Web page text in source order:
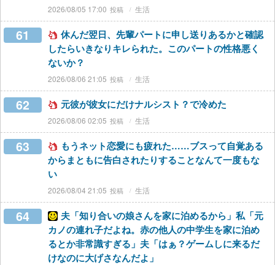
2026/08/05 17:00 生活
61
休んだ翌日、先輩パートに申し送りあるかと確認
したらいきなりキレられた。このパートの性格悪く
ないか？
2026/08/06 21:05 生活
62 元彼が彼女にだけナルシスト？で冷めた
2026/08/06 02:05 生活
63
もうネット恋愛にも疲れた……ブスって自覚ある
からまともに告白されたりすることなんて一度もな
い
2026/08/04 21:05 生活
64
夫「知り合いの娘さんを家に泊めるから」私「元
カノの連れ子だよね。赤の他人の中学生を家に泊め
るとか非常識すぎる」夫「はぁ？ゲームしに来るだ
けなのに大げさなんだよ」